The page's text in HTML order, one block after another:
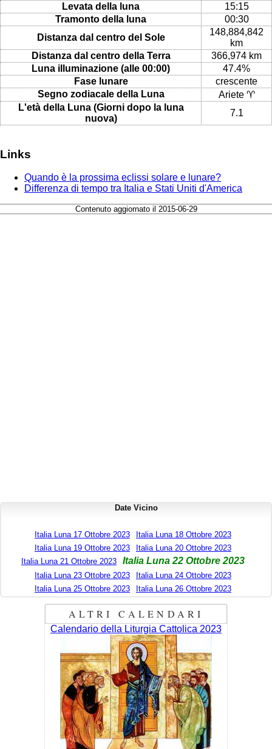
Levata della luna
15:15
Tramonto della luna
00:30
Distanza dal centro del Sole
148,884,842
km
Distanza dal centro della Terra
366,974 km
Luna illuminazione (alle 00:00)
47.4%
Fase lunare
crescente
Segno zodiacale della Luna
Ariete ♈
L'età della Luna (Giorni dopo la luna
nuova)
7.1
Links
Quando è la prossima eclissi solare e lunare?
Differenza di tempo tra Italia e Stati Uniti d'America
Contenuto aggiornato il 2015-06-29
Date Vicino
Italia Luna 17 Ottobre 2023
Italia Luna 18 Ottobre 2023
Italia Luna 19 Ottobre 2023
Italia Luna 20 Ottobre 2023
Italia Luna 21 Ottobre 2023
Italia Luna 22 Ottobre 2023
Italia Luna 23 Ottobre 2023
Italia Luna 24 Ottobre 2023
Italia Luna 25 Ottobre 2023
Italia Luna 26 Ottobre 2023
ALTRI CALENDARI
Calendario della Liturgia Cattolica 2023